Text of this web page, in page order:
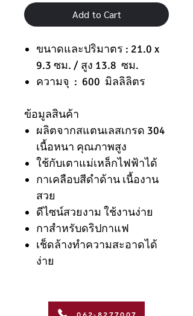
Add to Cart
ขนาดและปริมาตร : 21.0 x
9.3 ซม. / สูง 13.8 ซม.
ความจุ : 600 มิลลิลิตร
ข้อมูลสินค้า
ผลิตจากสแตนเลสเกรด 304
เนื้อหนา คุณภาพสูง
ใช้กับเตาแม่เหล็กไฟฟ้าได้
กาเคลือบสีดำด้าน เนื้องาน
สวย
ดีไซน์สวยงาม ใช้งานง่าย
กาสำหรับดริปกาแฟ
เช็ดล้างทำความสะอาดได้
ง่าย
062-8277007